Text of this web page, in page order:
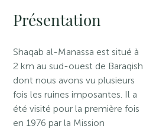
Présentation
Shaqab al-Manassa est situé à
2 km au sud-ouest de Baraqish
dont nous avons vu plusieurs
fois les ruines imposantes. Il a
été visité pour la première fois
en 1976 par la Mission